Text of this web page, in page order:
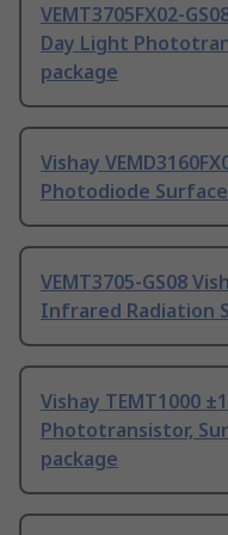
VEMT3705FX02-
Day Light
package
Vishay
Photodiode Surface
VEMT3705-GS08
Infrared Radiation
Vishay TEMT1000
Phototransistor,
package